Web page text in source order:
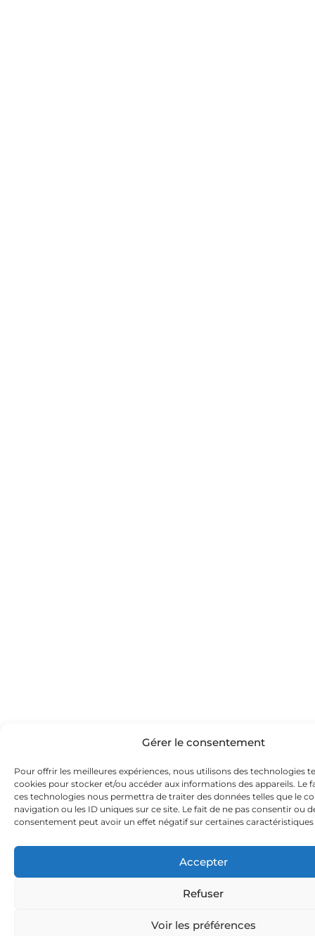
Gérer le consentement
Pour offrir les meilleures expériences, nous utilisons des technologies
cookies pour stocker et/ou accéder aux informations des appareils. Le
ces technologies nous permettra de traiter des données telles que le
navigation ou les ID uniques sur ce site. Le fait de ne pas consentir ou
consentement peut avoir un effet négatif sur certaines
Accepter
Refuser
Voir les préférences